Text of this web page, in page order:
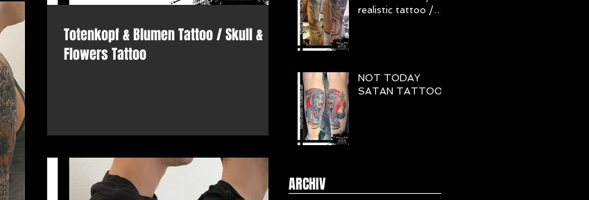
Totenkopf & Blumen Tattoo / Skull &
Flowers Tattoo
realistic tattoo /
NOT TODAY
SATAN TATTOO
ARCHIV